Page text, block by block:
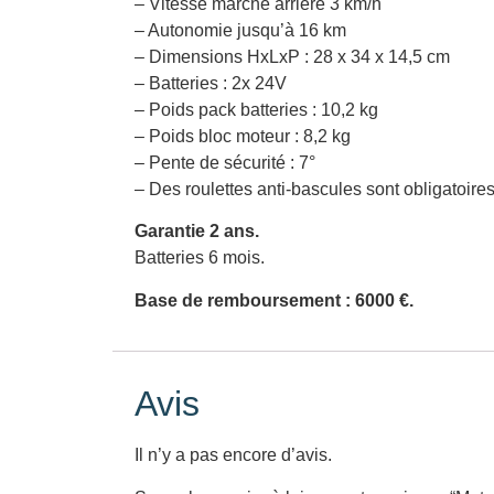
– Vitesse marche arrière 3 km/h
– Autonomie jusqu’à 16 km
– Dimensions HxLxP : 28 x 34 x 14,5 cm
– Batteries : 2x 24V
– Poids pack batteries : 10,2 kg
– Poids bloc moteur : 8,2 kg
– Pente de sécurité : 7°
– Des roulettes anti-bascules sont obligatoires
Garantie 2 ans.
Batteries 6 mois.
Base de remboursement : 6000 €.
Avis
Il n’y a pas encore d’avis.